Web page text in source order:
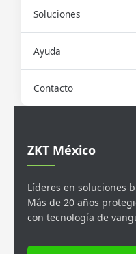
Soluciones
Ayuda
Contacto
ZKT México
Líderes en soluciones
Más de 20 años
con tecnología de